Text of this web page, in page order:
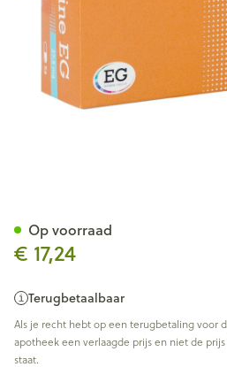
€ 17,24
Terugbetaalbaar
Als je recht hebt op een terugbetaling voor
apotheek een verlaagde prijs en niet de
staat.
Op voorraad